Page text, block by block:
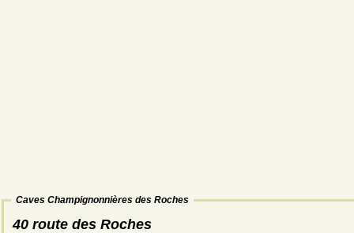
Caves Champignonnières des Roches
40 route des Roches